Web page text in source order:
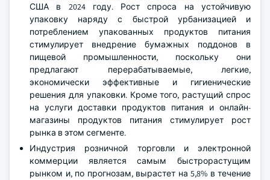
США в 2024 году. Рост спроса на устойчивую
упаковку наряду с быстрой урбанизацией и
потреблением упакованных продуктов питания
стимулирует внедрение бумажных поддонов в
пищевой промышленности, поскольку они
предлагают перерабатываемые, легкие,
экономически эффективные и гигиенические
решения для упаковки. Кроме того, растущий спрос
на услуги доставки продуктов питания и онлайн-
магазины продуктов питания стимулирует рост
рынка в этом сегменте.
Индустрия розничной торговли и электронной
коммерции является самым быстрорастущим
рынком и, по прогнозам, вырастет на 5,8% в течение